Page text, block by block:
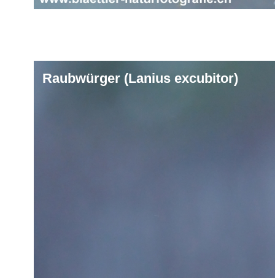
Raubwürger (Lanius excubitor)